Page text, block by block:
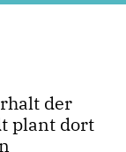
der
plant dort